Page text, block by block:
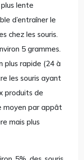
lente
d’entraîner le
chez les souris.
5 grammes.
plus rapide (24 à
les souris ayant
produits de
moyen par appât
mais plus